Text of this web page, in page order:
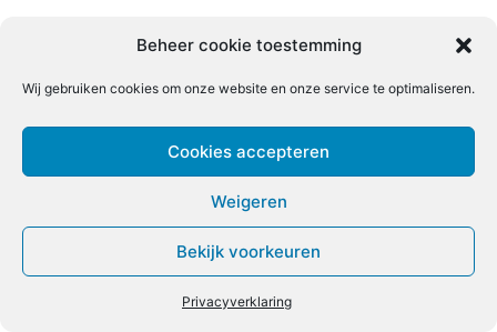
Beheer cookie toestemming
Wij gebruiken cookies om onze website en onze service te optimaliseren.
Cookies accepteren
Weigeren
Bekijk voorkeuren
Privacyverklaring